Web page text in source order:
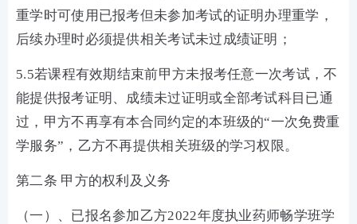
重学时可使用已报考但未参加考试的证明办理重学，
后续办理时必须提供相关考试未过成绩证明；
5.5若课程有效期结束前甲方未报考任意一次考试，不
能提供报考证明、成绩未过证明或全部考试科目已通
过，甲方不再享有本合同约定的本班级的“一次免费重
学服务”，乙方不再提供相关班级的学习权限。
第二条 甲方的权利及义务
（一）、已报名参加乙方2022年度执业药师畅学班学